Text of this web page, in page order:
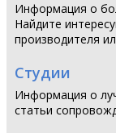
Информация о
Найдите
производителя
Студии
Информация о
статьи